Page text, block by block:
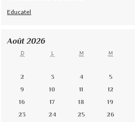
Educatel
Août 2026
D L M M
2
3 4 5
9
10 11 12
16
17 18 19
23
24 25 26